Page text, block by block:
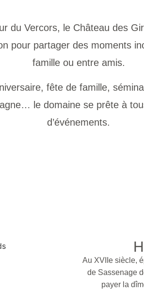
du Vercors, le Château des
pour partager des moments
famille ou entre amis.
fête de famille,
le domaine se prête à
d’événements.
Au XVII esiècle,
de Sassenage
payer la